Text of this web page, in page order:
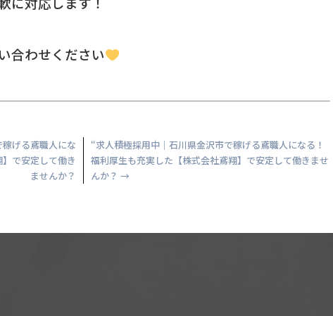
合わせください
げる鳶職人にな
で安定して働き
ませんか？
“求人積極採用中｜石川県金沢市で稼げる鳶職人になる！
福利厚生も充実した【株式会社鳶翔】で安定して働きませ
んか？ →